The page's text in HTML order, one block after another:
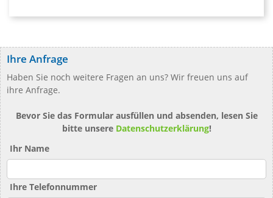
Ihre Anfrage
Haben Sie noch weitere Fragen an uns? Wir freuen uns auf
ihre Anfrage.
Bevor Sie das Formular ausfüllen und absenden, lesen Sie
bitte unsere Datenschutzerklärung!
Ihr Name
Ihre Telefonnummer